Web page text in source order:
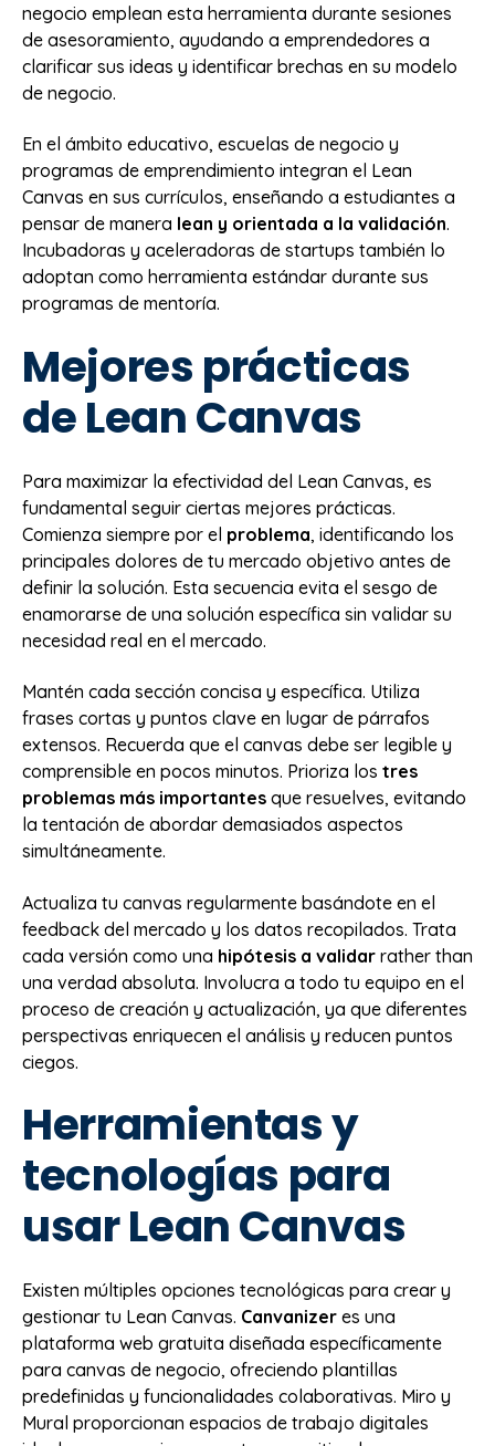
negocio emplean esta herramienta durante sesiones
de asesoramiento, ayudando a emprendedores a
clarificar sus ideas y identificar brechas en su modelo
de negocio.
En el ámbito educativo, escuelas de negocio y
programas de emprendimiento integran el Lean
Canvas en sus currículos, enseñando a estudiantes a
pensar de manera lean y orientada a la validación.
Incubadoras y aceleradoras de startups también lo
adoptan como herramienta estándar durante sus
programas de mentoría.
Mejores prácticas
de Lean Canvas
Para maximizar la efectividad del Lean Canvas, es
fundamental seguir ciertas mejores prácticas.
Comienza siempre por el problema, identificando los
principales dolores de tu mercado objetivo antes de
definir la solución. Esta secuencia evita el sesgo de
enamorarse de una solución específica sin validar su
necesidad real en el mercado.
Mantén cada sección concisa y específica. Utiliza
frases cortas y puntos clave en lugar de párrafos
extensos. Recuerda que el canvas debe ser legible y
comprensible en pocos minutos. Prioriza los tres
problemas más importantes que resuelves, evitando
la tentación de abordar demasiados aspectos
simultáneamente.
Actualiza tu canvas regularmente basándote en el
feedback del mercado y los datos recopilados. Trata
cada versión como una hipótesis a validar rather than
una verdad absoluta. Involucra a todo tu equipo en el
proceso de creación y actualización, ya que diferentes
perspectivas enriquecen el análisis y reducen puntos
ciegos.
Herramientas y
tecnologías para
usar Lean Canvas
Existen múltiples opciones tecnológicas para crear y
gestionar tu Lean Canvas. Canvanizer es una
plataforma web gratuita diseñada específicamente
para canvas de negocio, ofreciendo plantillas
predefinidas y funcionalidades colaborativas. Miro y
Mural proporcionan espacios de trabajo digitales